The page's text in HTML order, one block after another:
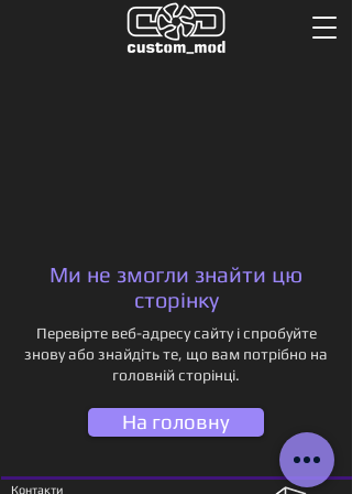
Ми не змогли знайти цю
сторінку
Перевірте веб-адресу сайту і спробуйте
знову або знайдіть те, що вам потрібно на
головній сторінці.
На головну
Контакти